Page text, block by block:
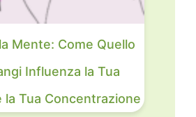
Mente: Come Quello
Influenza la Tua
la Tua Concentrazione